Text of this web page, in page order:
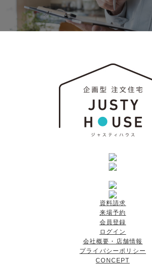
資料請求
来場予約
会員登録
ログイン
会社概要・店舗情報
プライバシーポリシー
CONCEPT